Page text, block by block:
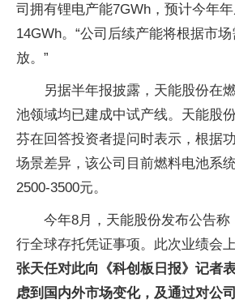
司拥有锂电产能7GWh，预计今年
14GWh。“公司后续产能将根据市
放。”
另据半年报披露，天能股份在
池领域均已建成中试产线。天能股
芬在回答投资者提问时表示，根据
场景差异，该公司目前燃料电池系
2500-3500元。
今年8月，天能股份发布公告
行全球存托凭证事项。此次业绩会上
张天任对此向《科创板日报》记者
虑到国内外市场变化，及通过对公